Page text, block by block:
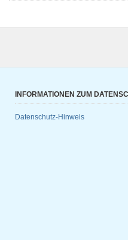
INFORMATIONEN ZUM
Datenschutz-Hinweis